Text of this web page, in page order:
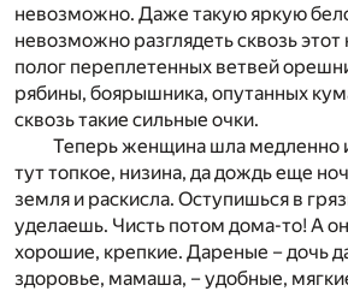
невозможно. Даже такую яркую
невозможно разглядеть сквозь
полог переплетенных ветвей
рябины, боярышника, опутанных
сквозь такие сильные очки.
Теперь женщина шла медленно
тут топкое, низина, да дождь еще
земля и раскисла. Оступишься в
уделаешь. Чисть потом дома-то! А
хорошие, крепкие. Дареные – дочь
здоровье, мамаша, – удобные,